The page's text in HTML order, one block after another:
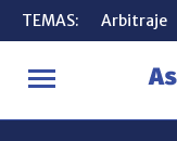
TEMAS: Arbitraje
INICIO
TEMAS: Arbitraje